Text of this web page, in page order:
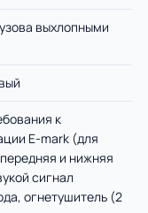
выхлопными
к
E-mark (для
и нижняя
сигнал
огнетушитель (2